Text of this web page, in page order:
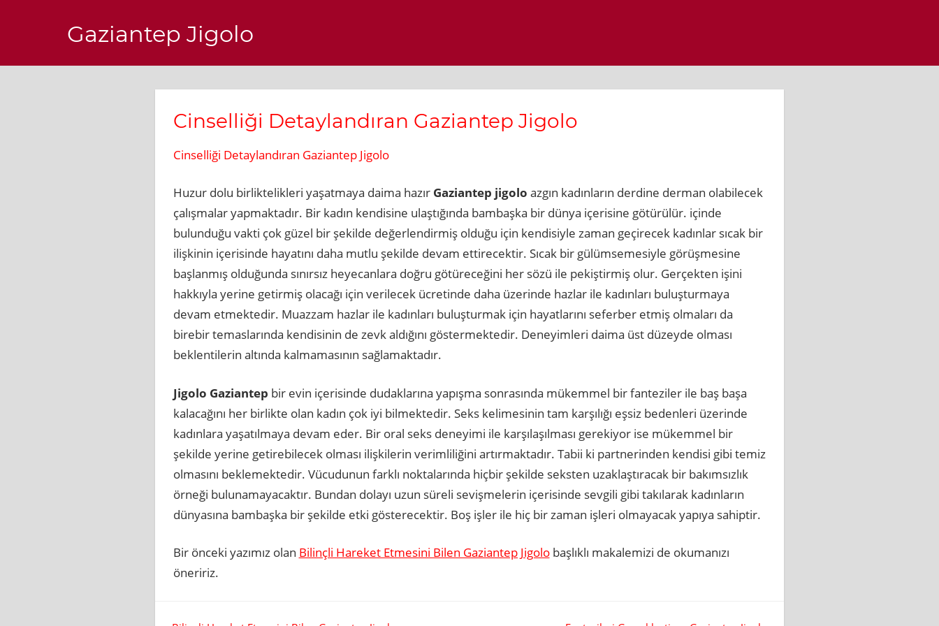
Gaziantep Jigolo
Cinselliği Detaylandıran Gaziantep Jigolo
Cinselliği Detaylandıran Gaziantep Jigolo
Huzur dolu birliktelikleri yaşatmaya daima hazır Gaziantep jigolo azgın kadınların derdine derman olabilecek
çalışmalar yapmaktadır. Bir kadın kendisine ulaştığında bambaşka bir dünya içerisine götürülür. içinde
bulunduğu vakti çok güzel bir şekilde değerlendirmiş olduğu için kendisiyle zaman geçirecek kadınlar sıcak bir
ilişkinin içerisinde hayatını daha mutlu şekilde devam ettirecektir. Sıcak bir gülümsemesiyle görüşmesine
başlanmış olduğunda sınırsız heyecanlara doğru götüreceğini her sözü ile pekiştirmiş olur. Gerçekten işini
hakkıyla yerine getirmiş olacağı için verilecek ücretinde daha üzerinde hazlar ile kadınları buluşturmaya
devam etmektedir. Muazzam hazlar ile kadınları buluşturmak için hayatlarını seferber etmiş olmaları da
birebir temaslarında kendisinin de zevk aldığını göstermektedir. Deneyimleri daima üst düzeyde olması
beklentilerin altında kalmamasının sağlamaktadır.
Jigolo Gaziantep bir evin içerisinde dudaklarına yapışma sonrasında mükemmel bir fanteziler ile baş başa
kalacağını her birlikte olan kadın çok iyi bilmektedir. Seks kelimesinin tam karşılığı eşsiz bedenleri üzerinde
kadınlara yaşatılmaya devam eder. Bir oral seks deneyimi ile karşılaşılması gerekiyor ise mükemmel bir
şekilde yerine getirebilecek olması ilişkilerin verimliliğini artırmaktadır. Tabii ki partnerinden kendisi gibi temiz
olmasını beklemektedir. Vücudunun farklı noktalarında hiçbir şekilde seksten uzaklaştıracak bir bakımsızlık
örneği bulunamayacaktır. Bundan dolayı uzun süreli sevişmelerin içerisinde sevgili gibi takılarak kadınların
dünyasına bambaşka bir şekilde etki gösterecektir. Boş işler ile hiç bir zaman işleri olmayacak yapıya sahiptir.
Bir önceki yazımız olan Bilinçli Hareket Etmesini Bilen Gaziantep Jigolobaşlıklı makalemizi de okumanızı
öneririz.